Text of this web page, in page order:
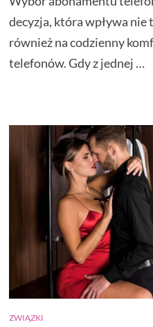
decyzja, która wpływa
również na codzienny
telefonów. Gdy z jednej …
ZWIĄZKI